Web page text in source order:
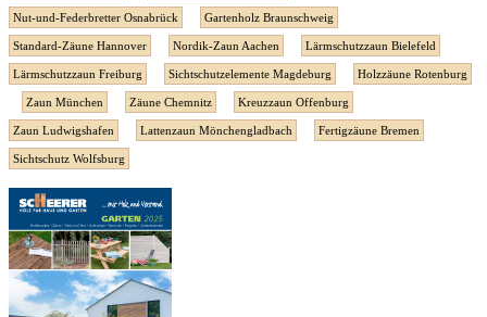
Nut-und-Federbretter Osnabrück Gartenholz Braunschweig
Standard-Zäune Hannover Nordik-Zaun Aachen Lärmschutzzaun Bielefeld
Lärmschutzzaun Freiburg Sichtschutzelemente Magdeburg Holzzäune Rotenburg
Zaun München Zäune Chemnitz Kreuzzaun Offenburg
Zaun Ludwigshafen Lattenzaun Mönchengladbach Fertigzäune Bremen
Sichtschutz Wolfsburg